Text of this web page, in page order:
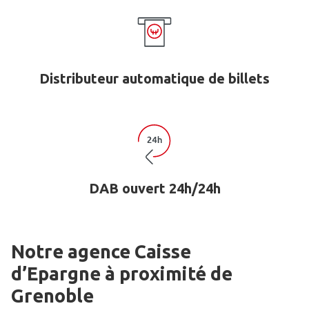
Distributeur automatique de billets
DAB ouvert 24h/24h
Notre agence Caisse
d’Epargne à proximité de
Grenoble